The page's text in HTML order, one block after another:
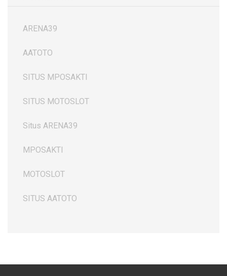
ARENA39
AATOTO
SITUS MPOSAKTI
SITUS MOTOSLOT
Situs ARENA39
MPOSAKTI
MOTOSLOT
SITUS AATOTO